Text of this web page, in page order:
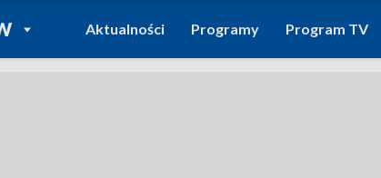
DO
Aktualności Programy Program TV